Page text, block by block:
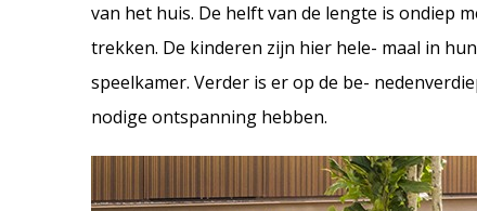
van het huis. De helft van de lengte is ondiep
trekken. De kinderen zijn hier hele- maal in
speelkamer. Verder is er op de be-
nodige ontspanning hebben.